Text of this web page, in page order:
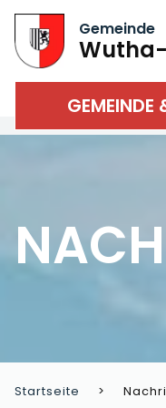
Gemeinde
GEMEINDE
Startseite